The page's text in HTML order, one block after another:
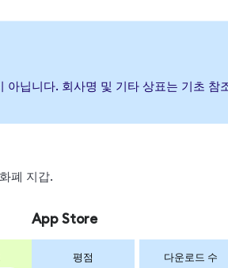
닙니다. 회사명 및 기타 상표는 기초
폐 지갑.
App Store
평점 다운로드 수